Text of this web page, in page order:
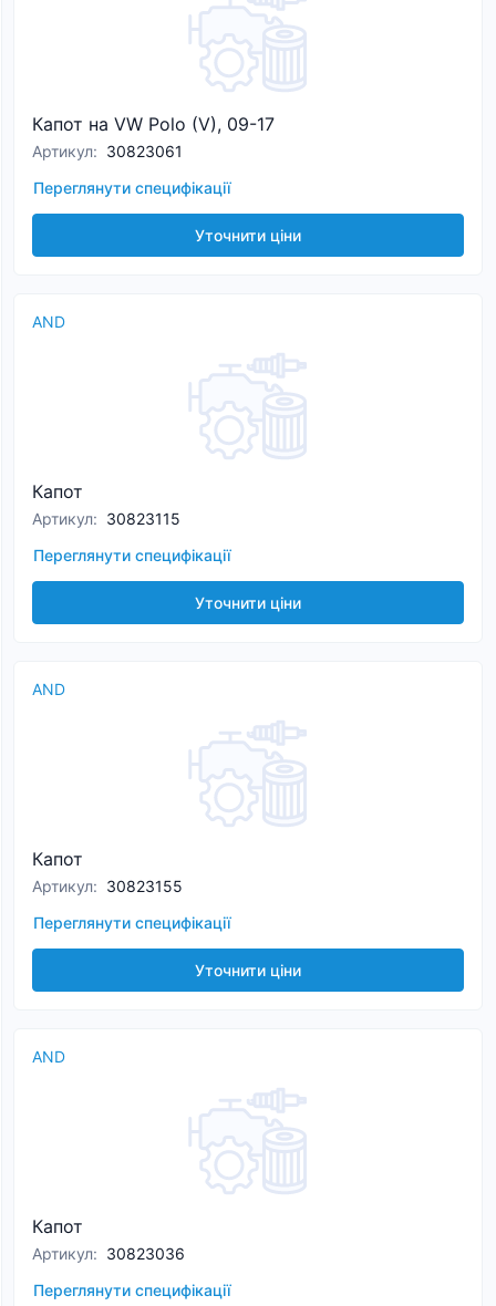
Капот на VW Polo (V), 09-17
Артикул: 30823061
Переглянути специфікації
Уточнити ціни
AND
Капот
Артикул: 30823115
Переглянути специфікації
Уточнити ціни
AND
Капот
Артикул: 30823155
Переглянути специфікації
Уточнити ціни
AND
Капот
Артикул: 30823036
Переглянути специфікації